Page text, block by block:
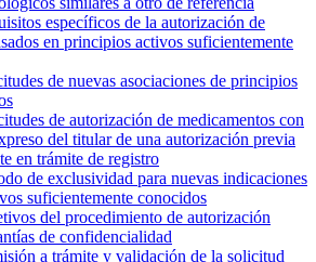
específicos de la autorización de
en principios activos suficientemente
de nuevas asociaciones de principios
de autorización de medicamentos con
del titular de una autorización previa
en trámite de registro
de exclusividad para nuevas indicaciones
suficientemente conocidos
del procedimiento de autorización
de confidencialidad
a trámite y validación de la solicitud